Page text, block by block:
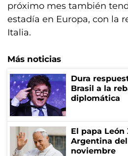
próximo mes también
estadía en Europa, con la
Italia.
Más noticias
Dura
Brasil a la
diplomática
El papa León
Argentina del
noviembre